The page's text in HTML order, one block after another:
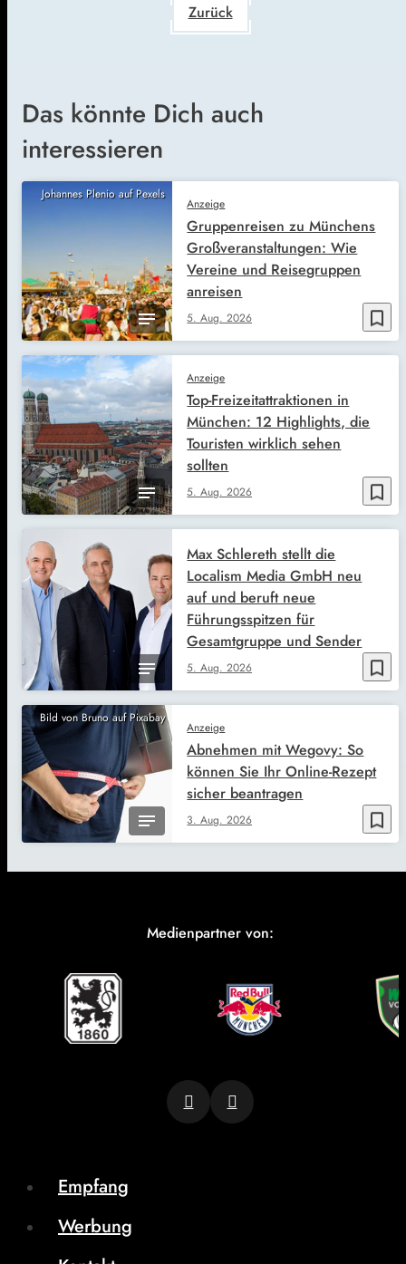
Zurück
Das könnte Dich auch
interessieren
Johannes Plenio auf Pexels
bookmark_border
Anzeige
5. Aug. 2026
Gruppenreisen zu Münchens
Großveranstaltungen: Wie
Vereine und Reisegruppen
anreisen
bookmark_border
Anzeige
5. Aug. 2026
Top-Freizeitattraktionen in
München: 12 Highlights, die
Touristen wirklich sehen
sollten
bookmark_border
5. Aug. 2026
Max Schlereth stellt die
Localism Media GmbH neu
auf und beruft neue
Führungsspitzen für
Gesamtgruppe und Sender
Bild von Bruno auf Pixabay
bookmark_border
Anzeige
3. Aug. 2026
Abnehmen mit Wegovy: So
können Sie Ihr Online-Rezept
sicher beantragen
Medienpartner von:
Empfang
Werbung